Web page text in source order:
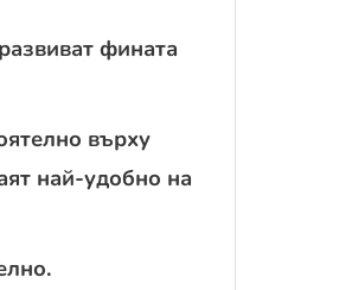
фината
върху
най-удобно на